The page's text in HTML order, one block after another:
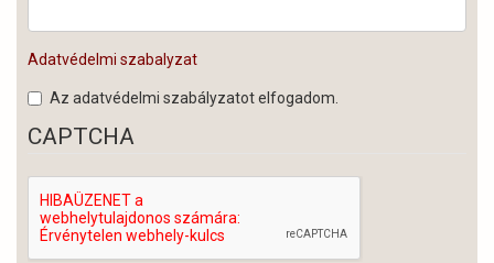
Adatvédelmi szabalyzat
Az adatvédelmi szabályzatot elfogadom.
CAPTCHA